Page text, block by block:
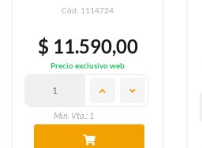
Cód: 1114724
$ 11.590,00
Precio exclusivo web
Min. Vta.: 1